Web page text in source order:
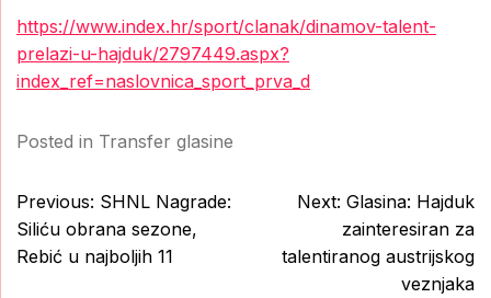
https://www.index.hr/sport/clanak/dinamov-talent-
prelazi-u-hajduk/2797449.aspx?
index_ref=naslovnica_sport_prva_d
Posted in Transfer glasine
Post
navigation
Previous: SHNL Nagrade:
Siliću obrana sezone,
Rebić u najboljih 11
Next: Glasina: Hajduk
zainteresiran za
talentiranog austrijskog
veznjaka